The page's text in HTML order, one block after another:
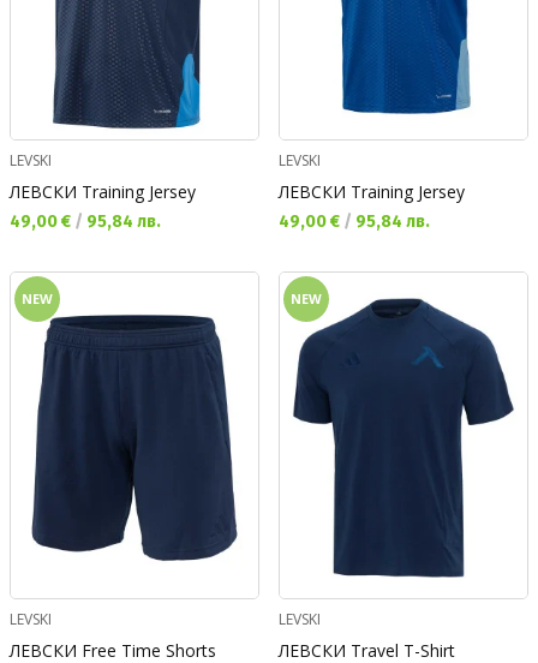
LEVSKI
ЛЕВСКИ Training Jersey
Текуща цена:
49,00 € / 95,84 лв.
LEVSKI
ЛЕВСКИ Training Jersey
Текуща цена:
49,00 € / 95,84 лв.
NEW
LEVSKI
ЛЕВСКИ Free Time Shorts
NEW
LEVSKI
ЛЕВСКИ Travel T-Shirt